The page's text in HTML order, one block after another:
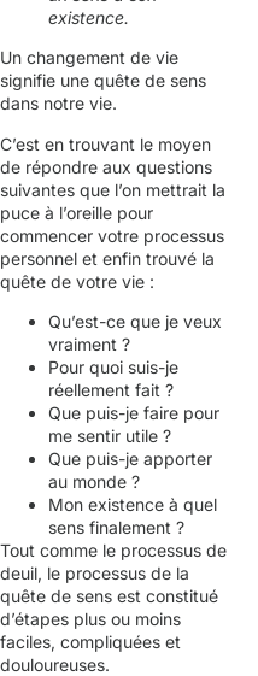
existence.
Un changement de vie
signifie une quête de sens
dans notre vie.
C’est en trouvant le moyen
de répondre aux questions
suivantes que l’on mettrait la
puce à l’oreille pour
commencer votre processus
personnel et enfin trouvé la
quête de votre vie :
Qu’est-ce que je veux
vraiment ?
Pour quoi suis-je
réellement fait ?
Que puis-je faire pour
me sentir utile ?
Que puis-je apporter
au monde ?
Mon existence à quel
sens finalement ?
Tout comme le processus de
deuil, le processus de la
quête de sens est constitué
d’étapes plus ou moins
faciles, compliquées et
douloureuses.